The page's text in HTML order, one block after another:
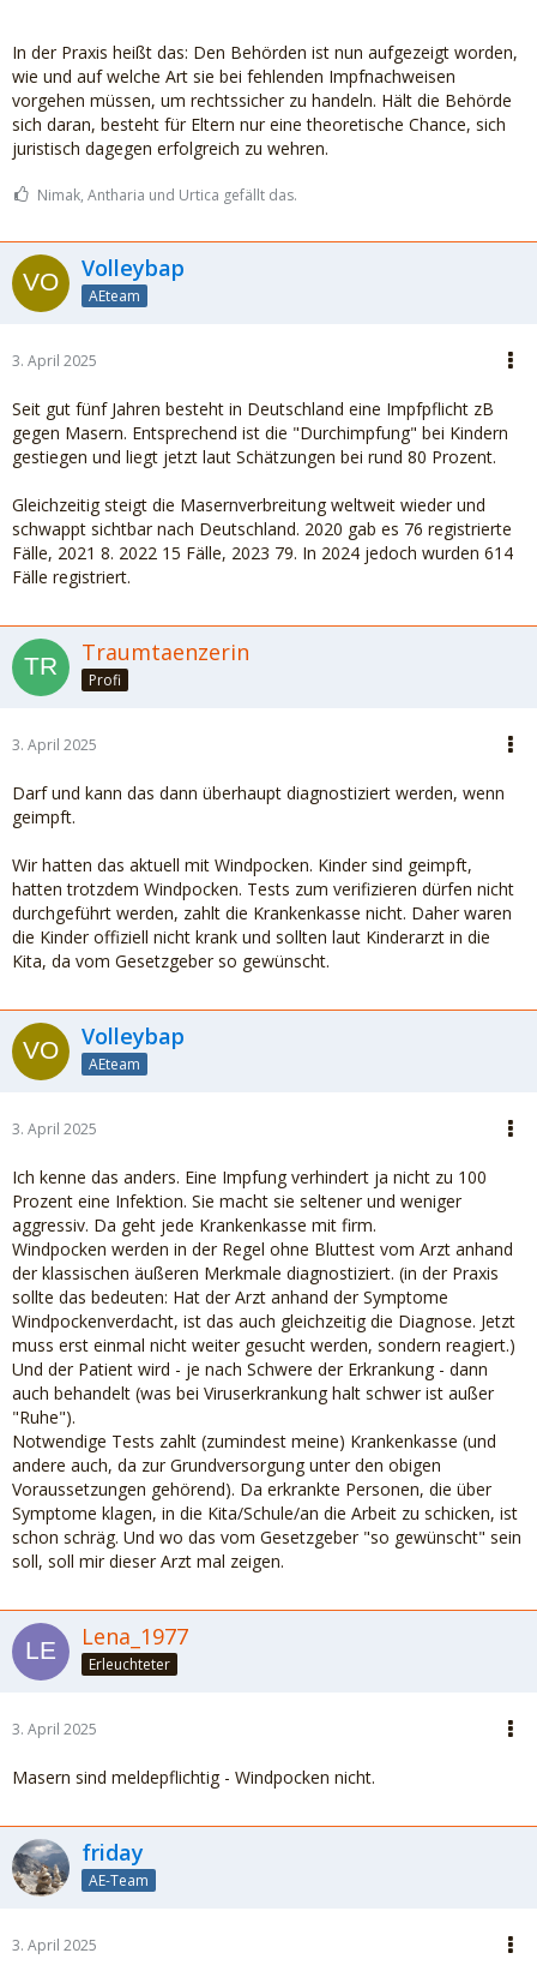
In der Praxis heißt das: Den Behörden ist nun aufgezeigt worden,
wie und auf welche Art sie bei fehlenden Impfnachweisen
vorgehen müssen, um rechtssicher zu handeln. Hält die Behörde
sich daran, besteht für Eltern nur eine theoretische Chance, sich
juristisch dagegen erfolgreich zu wehren.
Nimak, Antharia und Urtica gefällt das.
Volleybap
AEteam
3. April 2025
Seit gut fünf Jahren besteht in Deutschland eine Impfpflicht zB
gegen Masern. Entsprechend ist die "Durchimpfung" bei Kindern
gestiegen und liegt jetzt laut Schätzungen bei rund 80 Prozent.
Gleichzeitig steigt die Masernverbreitung weltweit wieder und
schwappt sichtbar nach Deutschland. 2020 gab es 76 registrierte
Fälle, 2021 8. 2022 15 Fälle, 2023 79. In 2024 jedoch wurden 614
Fälle registriert.
Traumtaenzerin
Profi
3. April 2025
Darf und kann das dann überhaupt diagnostiziert werden, wenn
geimpft.
Wir hatten das aktuell mit Windpocken. Kinder sind geimpft,
hatten trotzdem Windpocken. Tests zum verifizieren dürfen nicht
durchgeführt werden, zahlt die Krankenkasse nicht. Daher waren
die Kinder offiziell nicht krank und sollten laut Kinderarzt in die
Kita, da vom Gesetzgeber so gewünscht.
Volleybap
AEteam
3. April 2025
Ich kenne das anders. Eine Impfung verhindert ja nicht zu 100
Prozent eine Infektion. Sie macht sie seltener und weniger
aggressiv. Da geht jede Krankenkasse mit firm.
Windpocken werden in der Regel ohne Bluttest vom Arzt anhand
der klassischen äußeren Merkmale diagnostiziert. (in der Praxis
sollte das bedeuten: Hat der Arzt anhand der Symptome
Windpockenverdacht, ist das auch gleichzeitig die Diagnose. Jetzt
muss erst einmal nicht weiter gesucht werden, sondern reagiert.)
Und der Patient wird - je nach Schwere der Erkrankung - dann
auch behandelt (was bei Viruserkrankung halt schwer ist außer
"Ruhe").
Notwendige Tests zahlt (zumindest meine) Krankenkasse (und
andere auch, da zur Grundversorgung unter den obigen
Voraussetzungen gehörend). Da erkrankte Personen, die über
Symptome klagen, in die Kita/Schule/an die Arbeit zu schicken, ist
schon schräg. Und wo das vom Gesetzgeber "so gewünscht" sein
soll, soll mir dieser Arzt mal zeigen.
Lena_1977
Erleuchteter
3. April 2025
Masern sind meldepflichtig - Windpocken nicht.
friday
AE-Team
3. April 2025